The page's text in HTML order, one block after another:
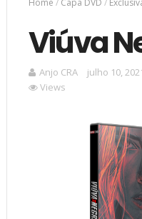
Home / Capa DVD /
Viúva
Anjo CRA julho 10,
Views